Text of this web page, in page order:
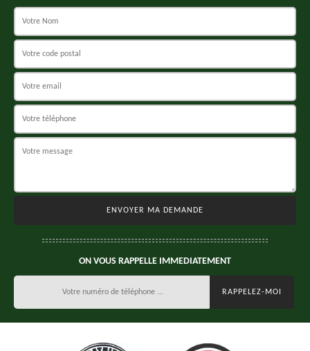
ON VOUS RAPPELLE IMMEDIATEMENT